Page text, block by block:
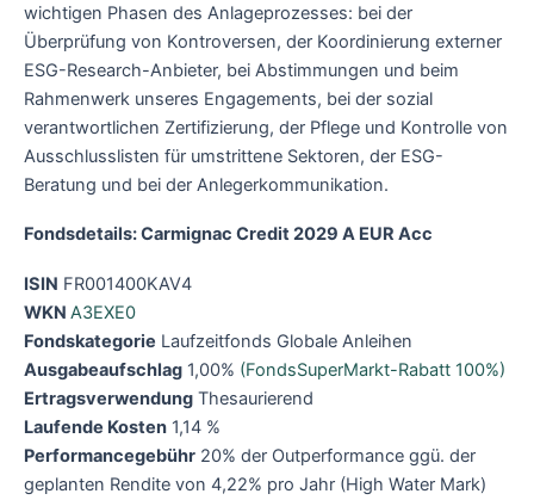
wichtigen Phasen des Anlageprozesses: bei der
Überprüfung von Kontroversen, der Koordinierung externer
ESG-Research-Anbieter, bei Abstimmungen und beim
Rahmenwerk unseres Engagements, bei der sozial
verantwortlichen Zertifizierung, der Pflege und Kontrolle von
Ausschlusslisten für umstrittene Sektoren, der ESG-
Beratung und bei der Anlegerkommunikation.
Fondsdetails: Carmignac Credit 2029 A EUR Acc
ISIN FR001400KAV4
WKN A3EXE0
Fondskategorie Laufzeitfonds Globale Anleihen
Ausgabeaufschlag 1,00% (FondsSuperMarkt-Rabatt 100%)
Ertragsverwendung Thesaurierend
Laufende Kosten 1,14 %
Performancegebühr 20% der Outperformance ggü. der
geplanten Rendite von 4,22% pro Jahr (High Water Mark)